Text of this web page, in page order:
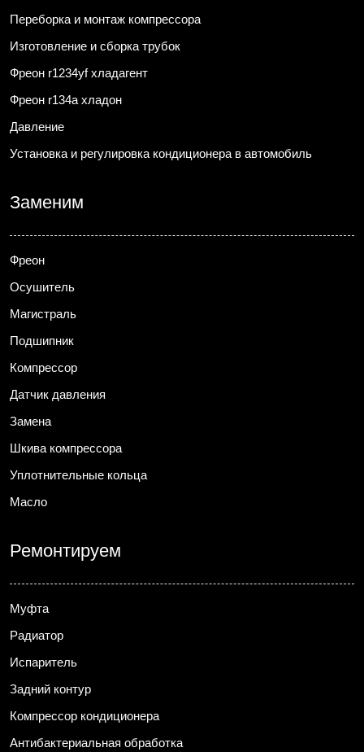
Переборка и монтаж компрессора
Изготовление и сборка трубок
Фреон r1234yf хладагент
Фреон r134a хладон
Давление
Установка и регулировка кондиционера в автомобиль
Заменим
Фреон
Осушитель
Магистраль
Подшипник
Компрессор
Датчик давления
Замена
Шкива компрессора
Уплотнительные кольца
Масло
Ремонтируем
Муфта
Радиатор
Испаритель
Задний контур
Компрессор кондиционера
Антибактериальная обработка